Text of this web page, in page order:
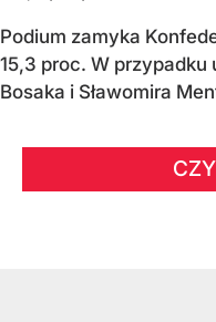
Podium zamyka
15,3 proc. W
Bosaka i Sławomira